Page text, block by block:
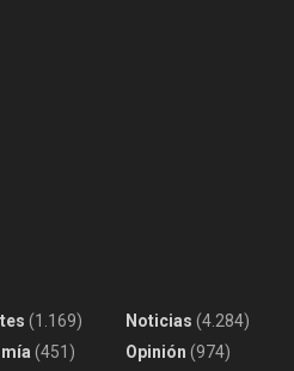
(1.169)
(451)
Noticias (4.284)
Opinión (974)